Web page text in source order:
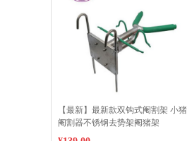
【最新】最新款双钩式阉割架 小猪
阉割器不锈钢去势架阉猪架